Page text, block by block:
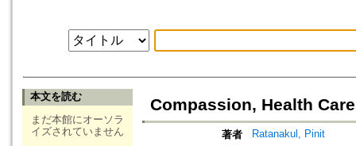
本文を読む
まだ本館にオーソラ
イズされていません
Compassion, Health
著者 Ratanakul, Pinit